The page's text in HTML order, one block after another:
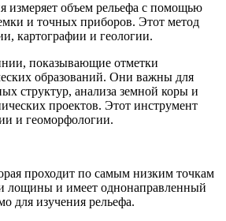
измеряет объем рельефа с помощью
и точных приборов. Этот метод
картографии и геологии.
показывающие отметки
образований. Они важны для
структур, анализа земной коры и
проектов. Этот инструмент
и геоморфологии.
проходит по самым низким точкам
лощины и имеет однонаправленный
для изучения рельефа.